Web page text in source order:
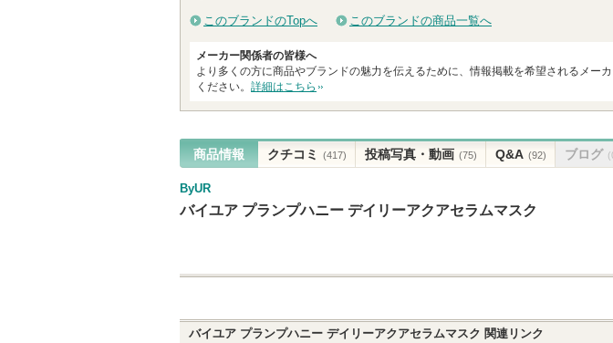
このブランドのTopへ このブランドの商品一覧へ
メーカー関係者の皆様へ
より多くの方に商品やブランドの魅力を伝えるために、情報掲載を希望されるメー
ください。 詳細はこちら
商品情報 クチコミ (417) 投稿写真・動画 (75) Q&A (92) ブログ
ByUR
バイユア プランプハニー デイリーアクアセラムマスク
バイユア プランプハニー デイリーアクアセラムマスク 関連リンク